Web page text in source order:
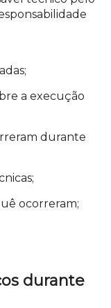
a execução
durante
ocorreram;
durante